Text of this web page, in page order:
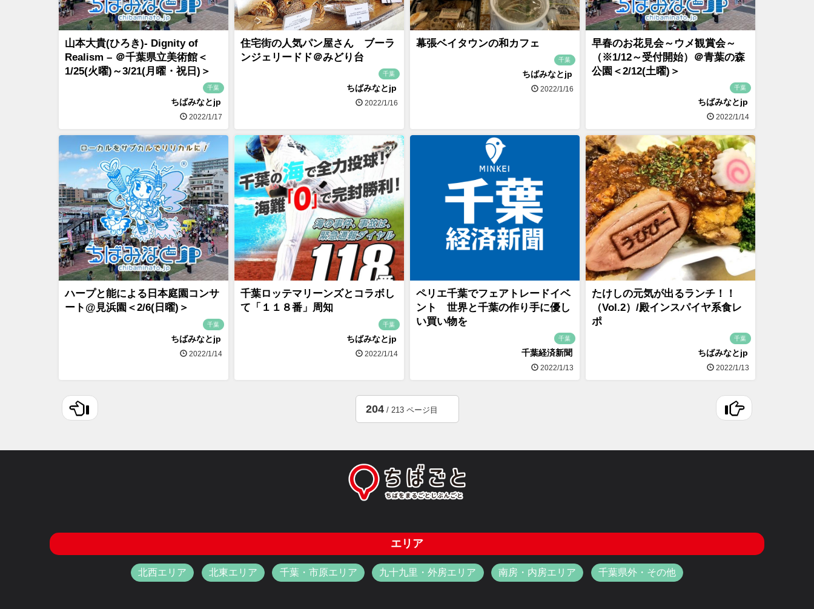
山本大貴(ひろき)- Dignity of
Realism – ＠千葉県立美術館＜
1/25(火曜)～3/21(月曜・祝日)＞
千葉
ちばみなとjp
2022/1/17
住宅街の人気パン屋さん ブーラ
ンジェリードド＠みどり台
千葉
ちばみなとjp
2022/1/16
幕張ベイタウンの和カフェ
千葉
ちばみなとjp
2022/1/16
早春のお花見会～ウメ観賞会～
（※1/12～受付開始）＠青葉の森
公園＜2/12(土曜)＞
千葉
ちばみなとjp
2022/1/14
ハープと能による日本庭園コンサ
ート@見浜園＜2/6(日曜)＞
千葉
ちばみなとjp
2022/1/14
千葉ロッテマリーンズとコラボし
て「１１８番」周知
千葉
ちばみなとjp
2022/1/14
ペリエ千葉でフェアトレードイベ
ント 世界と千葉の作り手に優し
い買い物を
千葉
千葉経済新聞
2022/1/13
たけしの元気が出るランチ！！
（Vol.2）/殿インスパイヤ系食レ
ポ
千葉
ちばみなとjp
2022/1/13
204/ 213 ページ目
エリア
北西エリア 北東エリア 千葉・市原エリア 九十九里・外房エリア 南房・内房エリア 千葉県外・その他